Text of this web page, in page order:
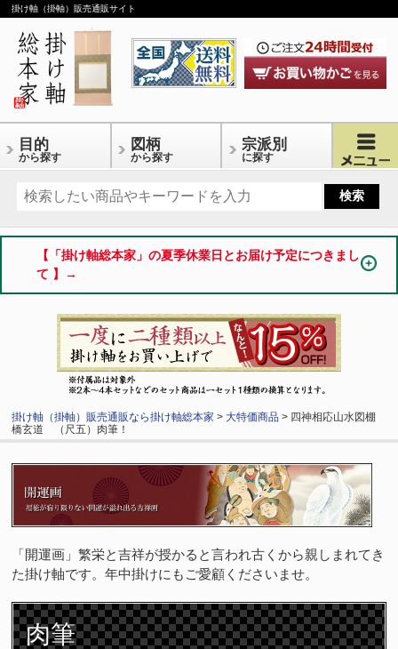
掛け軸（掛軸）販売通販サイト
目的
から探す
図柄
から探す
宗派別
に探す
【「掛け軸総本家」の夏季休業日とお届け予定につきまし
て 】→
掛け軸（掛軸）販売通販なら掛け軸総本家 > 大特価商品 > 四神相応山水図棚
橋玄道 （尺五）肉筆！
「開運画」繁栄と吉祥が授かると言われ古くから親しまれてき
た掛け軸です。年中掛けにもご愛顧くださいませ。
肉筆